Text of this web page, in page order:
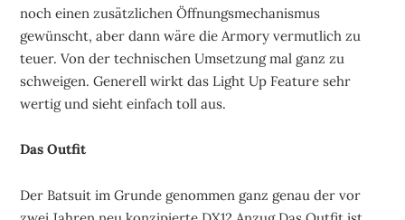
noch einen zusätzlichen Öffnungsmechanismus
gewünscht, aber dann wäre die Armory vermutlich zu
teuer. Von der technischen Umsetzung mal ganz zu
schweigen. Generell wirkt das Light Up Feature sehr
wertig und sieht einfach toll aus.
Das Outfit
Der Batsuit im Grunde genommen ganz genau der vor